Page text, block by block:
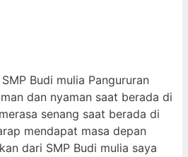
Budi mulia Pangururan
dan nyaman saat berada di
senang saat berada di
mendapat masa depan
dari SMP Budi mulia saya